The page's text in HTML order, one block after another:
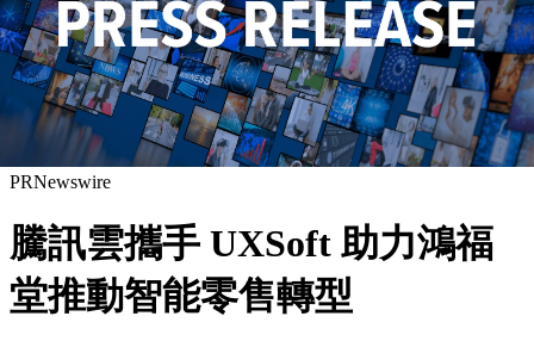
PRNewswire
騰訊雲攜手 UXSoft 助力鴻福
堂推動智能零售轉型